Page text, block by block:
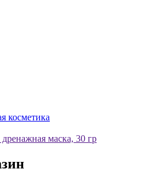
косметика
маска, 30 гр